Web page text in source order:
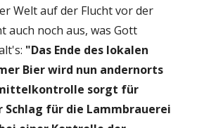
Welt auf der Flucht vor der
auch noch aus, was Gott
"Das Ende des lokalen
Bier wird nun andernorts
sorgt für
Schlag für die Lammbrauerei